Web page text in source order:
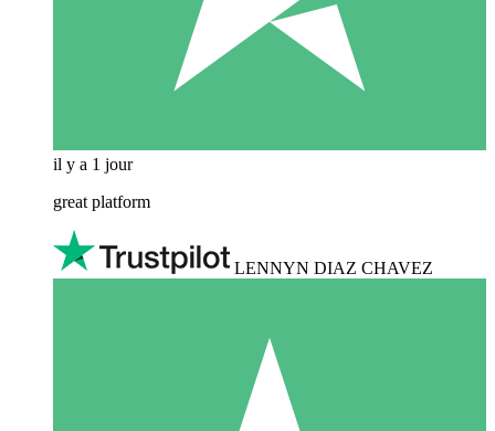
il y a 1 jour
great platform
LENNYN DIAZ CHAVEZ